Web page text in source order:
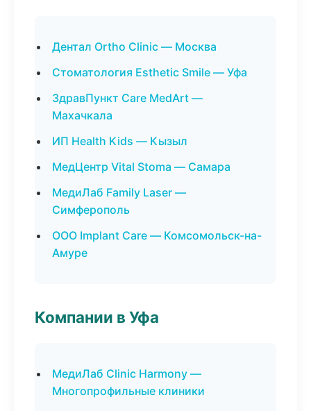
Дентал Ortho Clinic — Москва
Стоматология Esthetic Smile — Уфа
ЗдравПункт Care MedArt —
Махачкала
ИП Health Kids — Кызыл
МедЦентр Vital Stoma — Самара
МедиЛаб Family Laser —
Симферополь
ООО Implant Care — Комсомольск-на-
Амуре
Компании в Уфа
МедиЛаб Clinic Harmony —
Многопрофильные клиники